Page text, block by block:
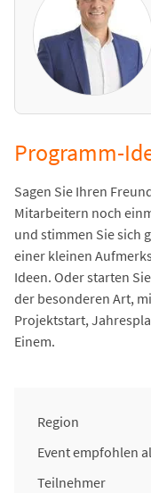
Programm-
Sagen Sie Ihren
Mitarbeitern noch
und stimmen Sie sich
einer kleinen
Ideen. Oder starten
der besonderen Art,
Projektstart,
Einem.
Region
Event empfohlen
Teilnehmer